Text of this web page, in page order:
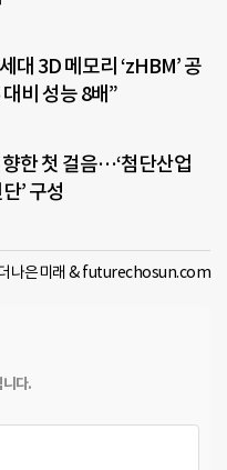
대 3D 메모리 ‘zHBM’ 공
비 성능 8배”
한 첫 걸음…‘첨단산업
’ 구성
나은미래 & futurechosun.com